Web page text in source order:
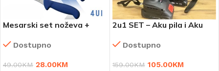
Mesarski set noževa +
Dostupno
49.00KM 28.00KM
2u1 SET – Aku pila i Aku
Dostupno
159.00KM 105.00KM